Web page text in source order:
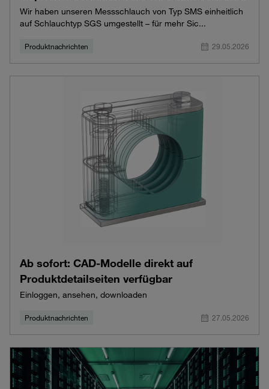
Wir haben unseren Messschlauch von Typ SMS einheitlich
auf Schlauchtyp SGS umgestellt – für mehr Sic...
Produktnachrichten 29.05.2026
Ab sofort: CAD-Modelle direkt auf
Produktdetailseiten verfügbar
Einloggen, ansehen, downloaden
Produktnachrichten 27.05.2026